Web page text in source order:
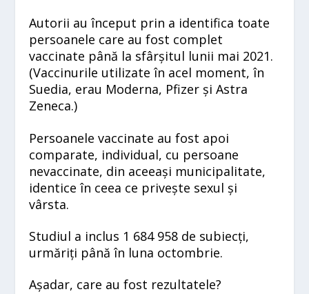
Autorii au început prin a identifica toate
persoanele care au fost complet
vaccinate până la sfârșitul lunii mai 2021.
(Vaccinurile utilizate în acel moment, în
Suedia, erau Moderna, Pfizer și Astra
Zeneca.)
Persoanele vaccinate au fost apoi
comparate, individual, cu persoane
nevaccinate, din aceeași municipalitate,
identice în ceea ce privește sexul și
vârsta.
Studiul a inclus 1 684 958 de subiecți,
urmăriți până în luna octombrie.
Așadar, care au fost rezultatele?